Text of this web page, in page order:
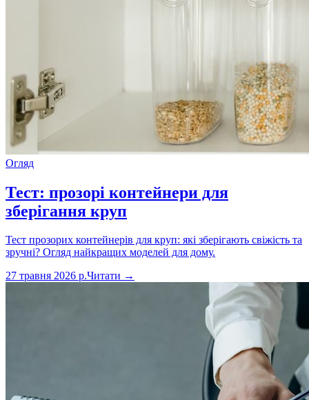
Огляд
Тест: прозорі контейнери для
зберігання круп
Тест прозорих контейнерів для круп: які зберігають свіжість та
зручні? Огляд найкращих моделей для дому.
27 травня 2026 р.Читати →